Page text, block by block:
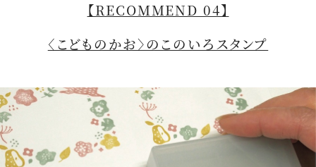
【RECOMMEND 04】
〈こどものかお〉のこのいろスタンプ